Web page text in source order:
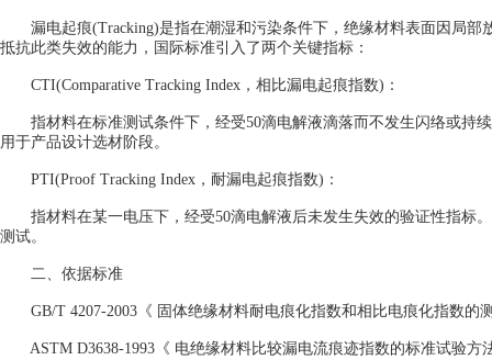
漏电起痕(Tracking)是指在潮湿和污染条件下，绝缘材料表面因局部
抵抗此类失效的能力，国际标准引入了两个关键指标：
CTI(Comparative Tracking Index，相比漏电起痕指数)：
指材料在标准测试条件下，经受50滴电解液滴落而不发生闪络或持
用于产品设计选材阶段。
PTI(Proof Tracking Index，耐漏电起痕指数)：
指材料在某一电压下，经受50滴电解液后未发生失效的验证性指标
测试。
二、依据标准
GB/T 4207-2003《 固体绝缘材料耐电痕化指数和相比电痕化指数的
ASTM D3638-1993《 电绝缘材料比较漏电流痕迹指数的标准试验方